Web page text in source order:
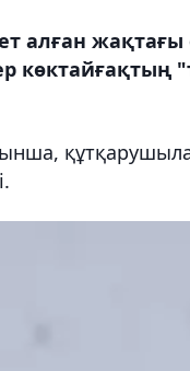
алған жақтағы